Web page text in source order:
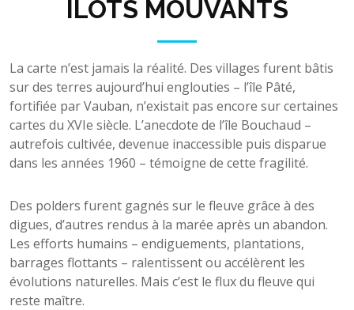
ÎLOTS MOUVANTS
La carte n’est jamais la réalité. Des villages furent bâtis
sur des terres aujourd’hui englouties – l’île Pâté,
fortifiée par Vauban, n’existait pas encore sur certaines
cartes du XVIe siècle. L’anecdote de l’île Bouchaud –
autrefois cultivée, devenue inaccessible puis disparue
dans les années 1960 – témoigne de cette fragilité.
Des polders furent gagnés sur le fleuve grâce à des
digues, d’autres rendus à la marée après un abandon.
Les efforts humains – endiguements, plantations,
barrages flottants – ralentissent ou accélèrent les
évolutions naturelles. Mais c’est le flux du fleuve qui
reste maître.